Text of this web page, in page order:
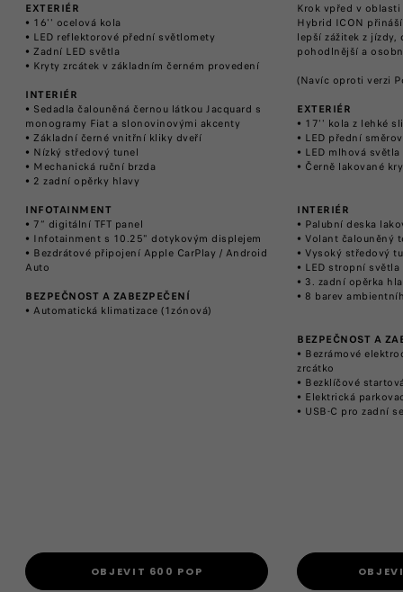
EXTERIÉR
• 16'' ocelová kola
• LED reflektorové přední světlomety
• Zadní LED světla
• Kryty zrcátek v základním černém provedení
INTERIÉR
• Sedadla čalouněná černou látkou Jacquard s
monogramy Fiat a slonovinovými akcenty
• Základní černé vnitřní kliky dveří
• Nízký středový tunel
• Mechanická ruční brzda
• 2 zadní opěrky hlavy
INFOTAINMENT
• 7“ digitální TFT panel
• Infotainment s 10.25" dotykovým displejem
• Bezdrátové připojení Apple CarPlay / Android
Auto
BEZPEČNOST A ZABEZPEČENÍ
• Automatická klimatizace (1zónová)
OBJEVIT 600 POP
Krok vpřed v
Hybrid ICON
lepší zážitek z jízdy,
pohodlnější a
(Navíc oproti verzi
EXTERIÉR
• 17'' kola z lehké
• LED přední
• LED mlhová
• Černě lakované
INTERIÉR
• Palubní deska
• Volant čalouněný
• Vysoký středový
• LED stropní světla​
• 3. zadní opěrka
• 8 barev
BEZPEČNOST A
• Bezrámové
zrcátko​
• Bezklíčové
• Elektrická
• USB-C pro zadní